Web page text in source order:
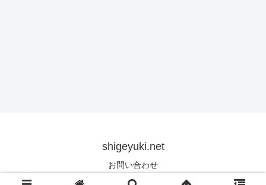
shigeyuki.net
お問い合わせ